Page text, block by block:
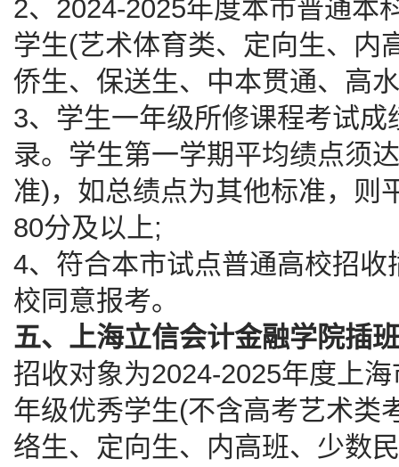
2、2024-2025年度本市普通本
学生(艺术体育类、定向生、内
侨生、保送生、中本贯通、高
3、学生一年级所修课程考试
录。学生第一学期平均绩点须
准)，如总绩点为其他标准，则
80分及以上;
4、符合本市试点普通高校招
校同意报考。
五、上海立信会计金融学院插
招收对象为2024-2025年度上
年级优秀学生(不含高考艺术类
络生、定向生、内高班、少数